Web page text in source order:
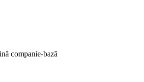
companie-bază